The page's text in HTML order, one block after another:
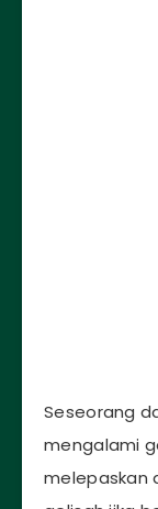
Seseorang
mengalami
melepaskan